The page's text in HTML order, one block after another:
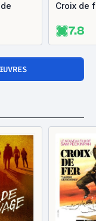
Croix de
7.8